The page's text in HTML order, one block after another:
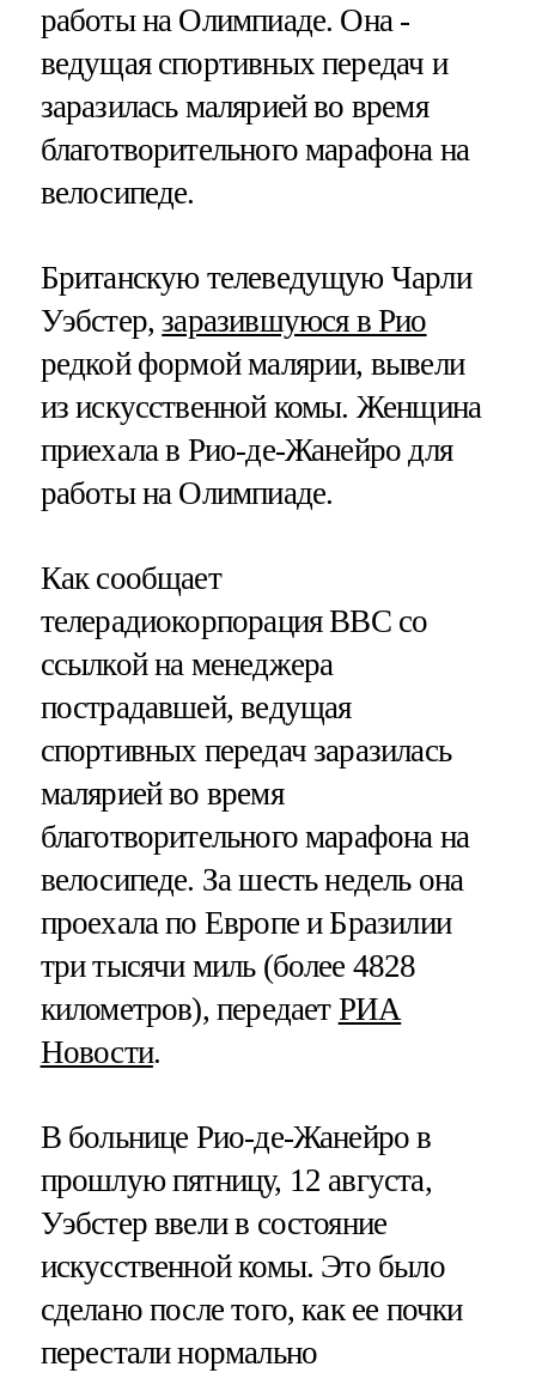
работы на Олимпиаде. Она -
ведущая спортивных передач и
заразилась малярией во время
благотворительного марафона на
велосипеде.
Британскую телеведущую Чарли
Уэбстер,заразившуюся в Рио
редкой формой малярии, вывели
из искусственной комы. Женщина
приехала в Рио-де-Жанейро для
работы на Олимпиаде.
Как сообщает
телерадиокорпорация BBC со
ссылкой на менеджера
пострадавшей, ведущая
спортивных передач заразилась
малярией во время
благотворительного марафона на
велосипеде. За шесть недель она
проехала по Европе и Бразилии
три тысячи миль (более 4828
километров), передает РИА
Новости.
В больнице Рио-де-Жанейро в
прошлую пятницу, 12 августа,
Уэбстер ввели в состояние
искусственной комы. Это было
сделано после того, как ее почки
перестали нормально